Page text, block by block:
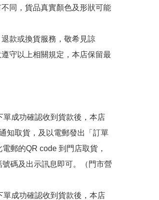
同，貨品真實顏色及形狀可能
款或換貨服務，敬希見諒
守以上相關規定，本店保留最
單成功確認收到貨款後，本店
知取貨，及以電郵發出「訂單
郵的QR code 到門店取貨，
碼及出示訊息即可。（門市營
單成功確認收到貨款後，本店